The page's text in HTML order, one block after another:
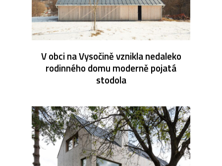
V obci na Vysočině vznikla nedaleko
rodinného domu moderně pojatá
stodola